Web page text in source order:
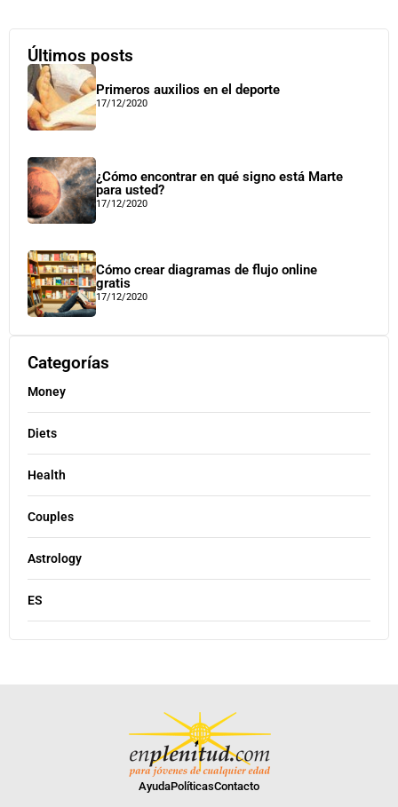
Últimos posts
Primeros auxilios en el deporte
17/12/2020
¿Cómo encontrar en qué signo está Marte
para usted?
17/12/2020
Cómo crear diagramas de flujo online
gratis
17/12/2020
Categorías
Money
Diets
Health
Couples
Astrology
ES
AyudaPolíticasContacto